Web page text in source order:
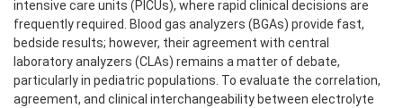
intensive care units (PICUs), where rapid clinical decisions are
frequently required. Blood gas analyzers (BGAs) provide fast,
bedside results; however, their agreement with central
laboratory analyzers (CLAs) remains a matter of debate,
particularly in pediatric populations. To evaluate the correlation,
agreement, and clinical interchangeability between electrolyte